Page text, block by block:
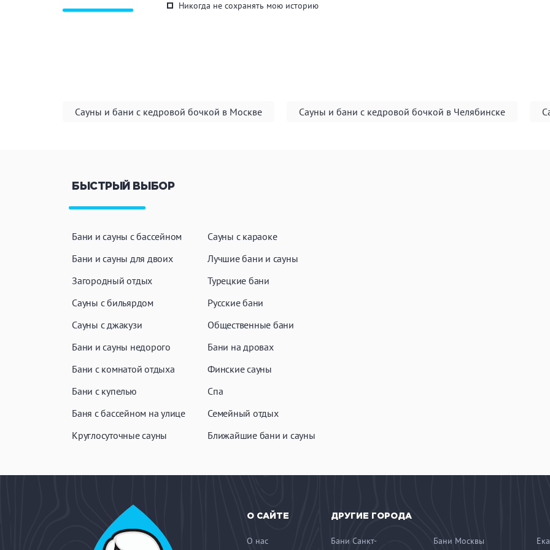
Никогда не сохранять мою историю
Сауны и бани с кедровой бочкой в Москве Сауны и бани с кедровой бочкой в Челябинске
БЫСТРЫЙ ВЫБОР
Бани и сауны с бассейном
Бани и сауны для двоих
Загородный отдых
Сауны с бильярдом
Сауны с джакузи
Бани и сауны недорого
Бани с комнатой отдыха
Бани с купелью
Баня с бассейном на улице
Круглосуточные сауны
Сауны с караоке
Лучшие бани и сауны
Турецкие бани
Русские бани
Общественные бани
Бани на дровах
Финские сауны
Спа
Семейный отдых
Ближайшие бани и сауны
О САЙТЕ
О нас
ДРУГИЕ ГОРОДА
Бани Санкт- Бани Москвы